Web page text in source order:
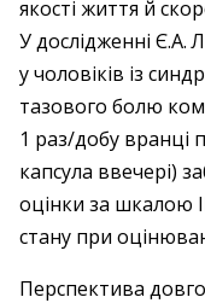
якості життя й
У дослідженні Є.А.
у чоловіків із
тазового болю
1 раз/добу вранці
капсула ввечері)
оцінки за шкалою
стану при
Перспектива